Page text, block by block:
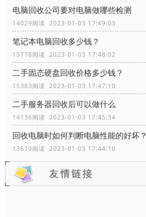
电脑回收公司要对电脑做哪些检测
14029阅读 2023-01-03 17:49:03
笔记本电脑回收多少钱？
15778阅读 2023-01-03 17:48:02
二手固态硬盘回收价格多少钱？
15383阅读 2023-01-03 17:47:10
二手服务器回收后可以做什么
14136阅读 2023-01-03 17:45:34
回收电脑时如何判断电脑性能的好坏？
13610阅读 2023-01-03 17:44:10